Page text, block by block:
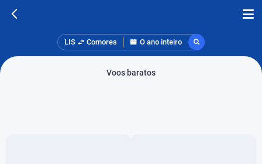
LIS Comores O ano inteiro
Voos baratos